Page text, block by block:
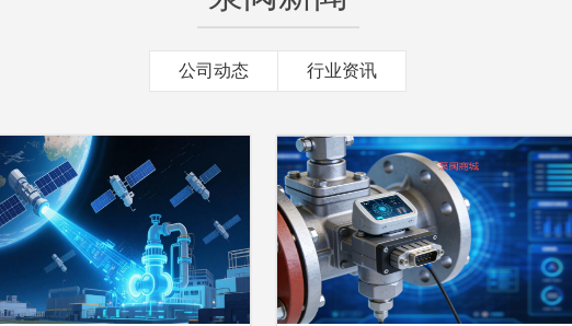
公司动态 行业资讯